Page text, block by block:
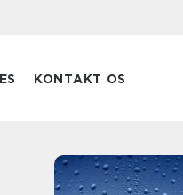
KONTAKT OS